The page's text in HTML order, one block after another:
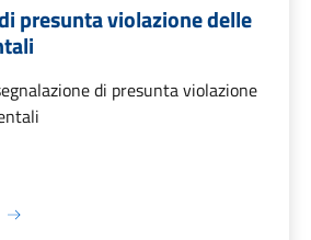
presunta violazione delle
di presunta violazione